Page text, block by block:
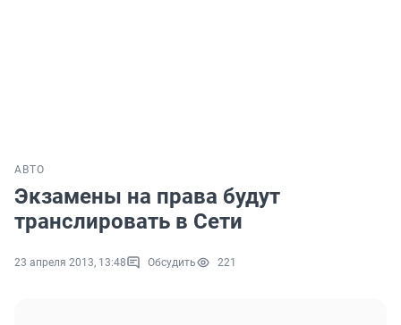
АВТО
Экзамены на права будут
транслировать в Сети
23 апреля 2013, 13:48 Обсудить 221